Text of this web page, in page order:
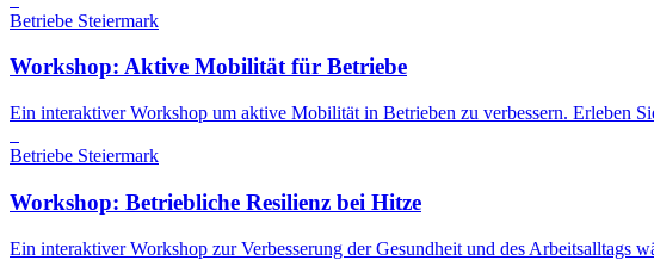
Betriebe Steiermark
Workshop: Aktive Mobilität für Betriebe
Ein interaktiver Workshop um aktive Mobilität in Betrieben zu verbessern. Erleben
Betriebe Steiermark
Workshop: Betriebliche Resilienz bei Hitze
Ein interaktiver Workshop zur Verbesserung der Gesundheit und des Arbeitsalltags